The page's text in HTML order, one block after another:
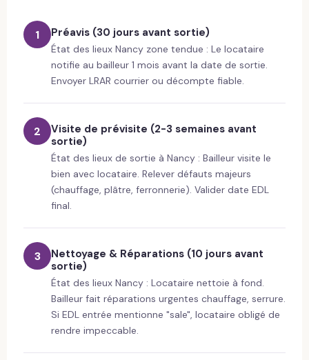
1 Préavis (30 jours avant sortie)
État des lieux Nancy zone tendue : Le locataire
notifie au bailleur 1 mois avant la date de sortie.
Envoyer LRAR courrier ou décompte fiable.
2
Visite de prévisite (2-3 semaines avant
sortie)
État des lieux de sortie à Nancy : Bailleur visite le
bien avec locataire. Relever défauts majeurs
(chauffage, plâtre, ferronnerie). Valider date EDL
final.
3
Nettoyage & Réparations (10 jours avant
sortie)
État des lieux Nancy : Locataire nettoie à fond.
Bailleur fait réparations urgentes chauffage, serrure.
Si EDL entrée mentionne "sale", locataire obligé de
rendre impeccable.